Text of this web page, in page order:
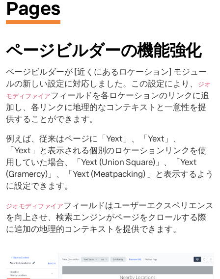
Pages
ページビルダーの機能強化
ページビルダーが [近くにあるロケーション] モジュー
ルの新しい設定に対応しました。この設定により、
ジオ
モディファイアフィールドを各ロケーションのリンクに追
加し、各リンクに地理的なコンテキストと一意性を提
供することができます。
例えば、従来はページに「Yext」、「Yext」、
「Yext」と表示される個別のロケーションリンクを使
用していた場合、「Yext (Union Square)」、「Yext
(Gramercy)」、「Yext (Meatpacking) 」と表示するよう
に設定できます。
ジオモディファイアフィールドはユーザーエクスペリエンス
を向上させ、検索エンジンがページをクロールする際
に追加の地理的コンテキストを提供できます。